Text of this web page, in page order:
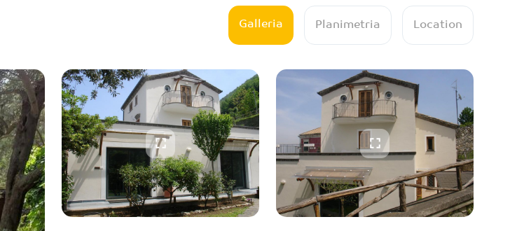
Galleria Planimetria Location